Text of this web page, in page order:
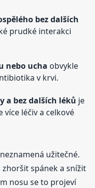
bez dalších
prudké interakci
nebo ucha obvykle
v krvi.
a bez dalších léků je
léčiv a celkové
užitečné.
spánek a snížit
nosu se to projeví